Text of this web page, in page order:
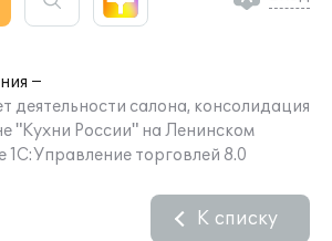
деятельности салона, консолидация
"Кухни России" на Ленинском
1С:Управление торговлей 8.0
К списку